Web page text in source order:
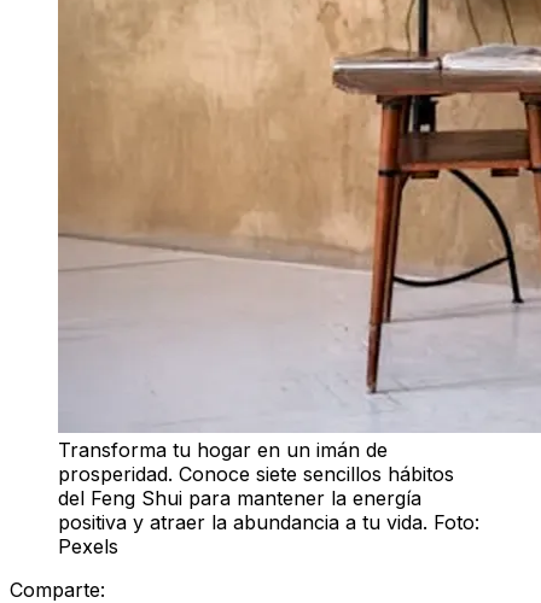
Transforma tu hogar en un imán de
prosperidad. Conoce siete sencillos hábitos
del Feng Shui para mantener la energía
positiva y atraer la abundancia a tu vida. Foto:
Pexels
Comparte: